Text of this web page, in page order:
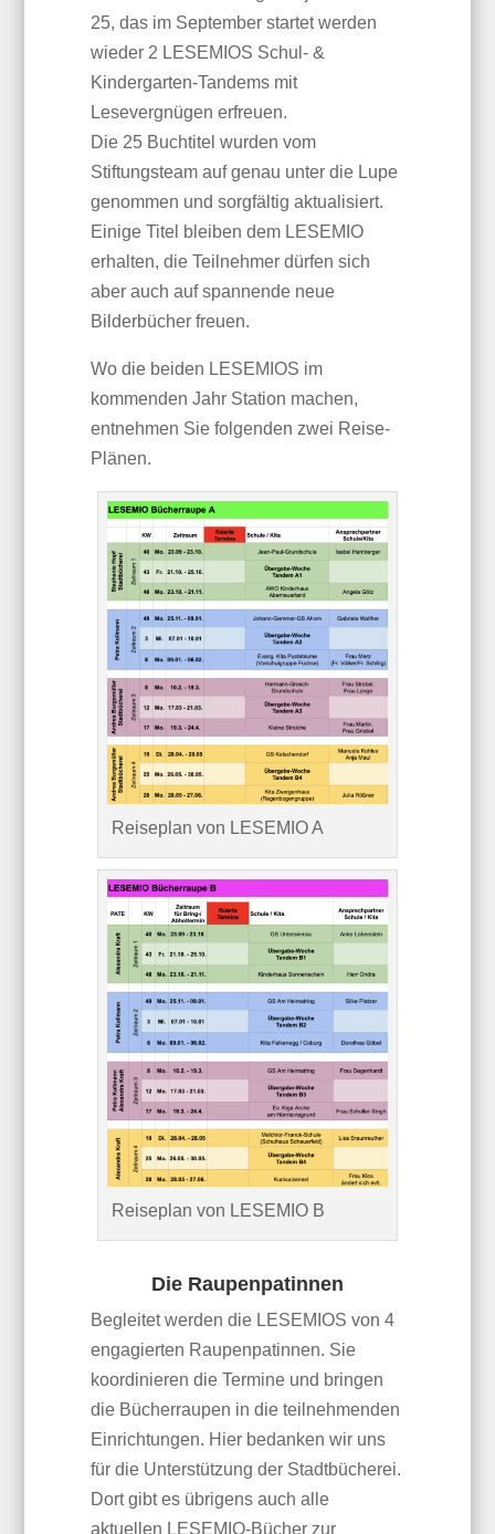
25, das im September startet werden
wieder 2 LESEMIOS Schul- &
Kindergarten-Tandems mit
Lesevergnügen erfreuen.
Die 25 Buchtitel wurden vom
Stiftungsteam auf genau unter die Lupe
genommen und sorgfältig aktualisiert.
Einige Titel bleiben dem LESEMIO
erhalten, die Teilnehmer dürfen sich
aber auch auf spannende neue
Bilderbücher freuen.
Wo die beiden LESEMIOS im
kommenden Jahr Station machen,
entnehmen Sie folgenden zwei Reise-
Plänen.
Reiseplan von LESEMIO A
Reiseplan von LESEMIO B
Die Raupenpatinnen
Begleitet werden die LESEMIOS von 4
engagierten Raupenpatinnen. Sie
koordinieren die Termine und bringen
die Bücherraupen in die teilnehmenden
Einrichtungen. Hier bedanken wir uns
für die Unterstützung der Stadtbücherei.
Dort gibt es übrigens auch alle
aktuellen LESEMIO-Bücher zur